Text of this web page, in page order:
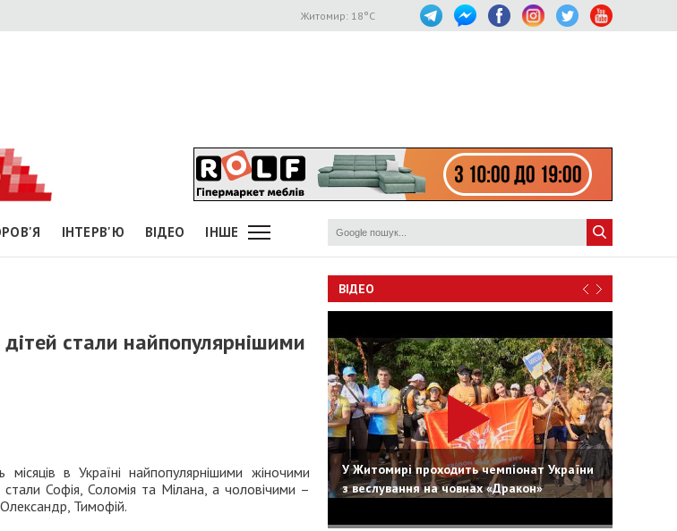
Житомир: 18°C
ІНТЕРВ'Ю ВІДЕО ІНШЕ
стали найпопулярнішими
місяців в Україні найпопулярнішими жіночими
стали Софія, Соломія та Мілана, а чоловічими –
Тимофій.
ВІДЕО
У Житомирі проходить чемпіонат України
з веслування на човнах «Дракон»